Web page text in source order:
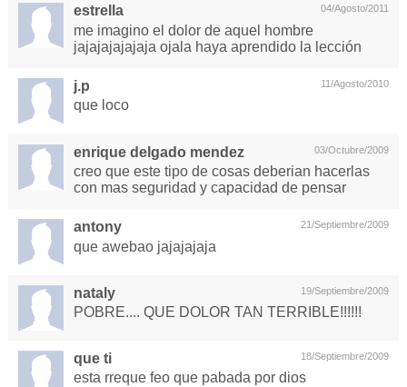
04/Agosto/2011
estrella
me imagino el dolor de aquel hombre
jajajajajajaja ojala haya aprendido la lección
11/Agosto/2010
j.p
que loco
03/Octubre/2009
enrique delgado mendez
creo que este tipo de cosas deberian hacerlas
con mas seguridad y capacidad de pensar
21/Septiembre/2009
antony
que awebao jajajajaja
19/Septiembre/2009
nataly
POBRE.... QUE DOLOR TAN TERRIBLE!!!!!!
18/Septiembre/2009
que ti
esta rreque feo que pabada por dios